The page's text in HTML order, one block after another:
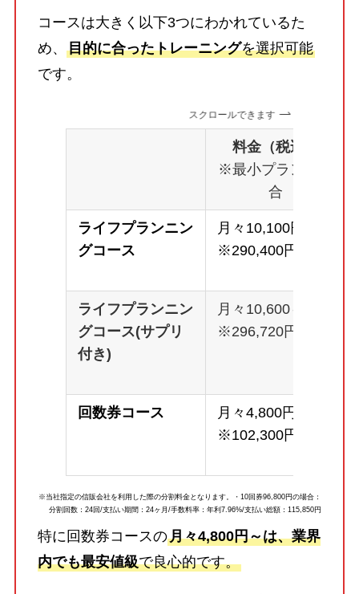
コースは大きく以下3つにわかれているた
め、 目的に合ったトレーニングを選択可能
です。
スクロールできます
料金（税込）
※最小プランの場
合
ライフプランニン
グコース
月々10,100円～
※290,400円
ライフプランニン
グコース(サプリ
付き)
月々10,600～
※296,720円
回数券コース
月々4,800円～
※102,300円
※当社指定の信販会社を利用した際の分割料金となります。・10回券96,800円の場合：
分割回数：24回/支払い期間：24ヶ月/手数料率：年利7.96%/支払い総額：115,850円
特に回数券コースの月々4,800円～は、業界
内でも最安値級で良心的です。